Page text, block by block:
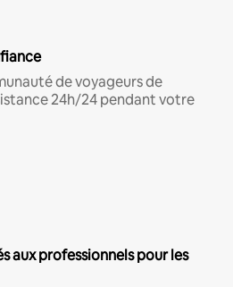
de voyageurs de
24h/24 pendant votre
aux professionnels pour les